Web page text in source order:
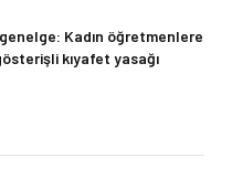
Kadın öğretmenlere
kıyafet yasağı